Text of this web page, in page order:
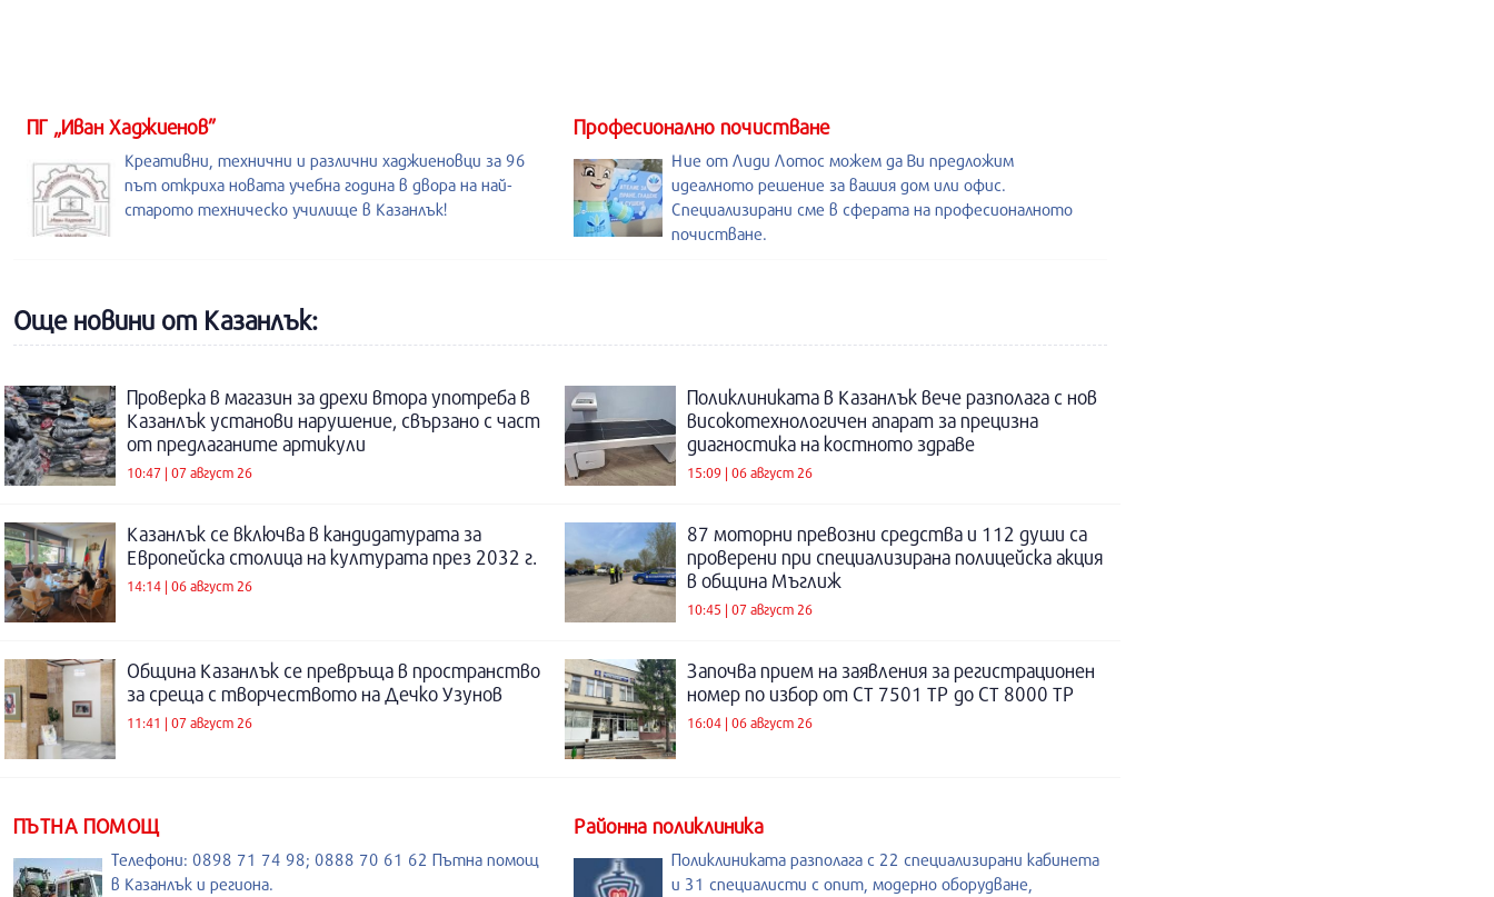
ПГ „Иван Хаджиенов”
Креативни, технични и различни хаджиеновци за 96
път откриха новата учебна година в двора на най-
старото техническо училище в Казанлък!
Професионално почистване
Ние от Лиди Лотос можем да Ви предложим
идеалното решение за вашия дом или офис.
Специализирани сме в сферата на професионалното
почистване.
Още новини от Казанлък:
Проверка в магазин за дрехи втора употреба в
Казанлък установи нарушение, свързано с част
от предлаганите артикули
10:47 | 07 август 26
Поликлиниката в Казанлък вече разполага с нов
високотехнологичен апарат за прецизна
диагностика на костното здраве
15:09 | 06 август 26
Казанлък се включва в кандидатурата за
Европейска столица на културата през 2032 г.
14:14 | 06 август 26
87 моторни превозни средства и 112 души са
проверени при специализирана полицейска акция
в община Мъглиж
10:45 | 07 август 26
Община Казанлък се превръща в пространство
за среща с творчеството на Дечко Узунов
11:41 | 07 август 26
Започва прием на заявления за регистрационен
номер по избор от СТ 7501 ТР до СТ 8000 ТР
16:04 | 06 август 26
ПЪТНА ПОМОЩ
Телефони: 0898 71 74 98; 0888 70 61 62 Пътна помощ
в Казанлък и региона.
Районна поликлиника
Поликлиниката разполага с 22 специализирани кабинета
и 31 специалисти с опит, модерно оборудване,